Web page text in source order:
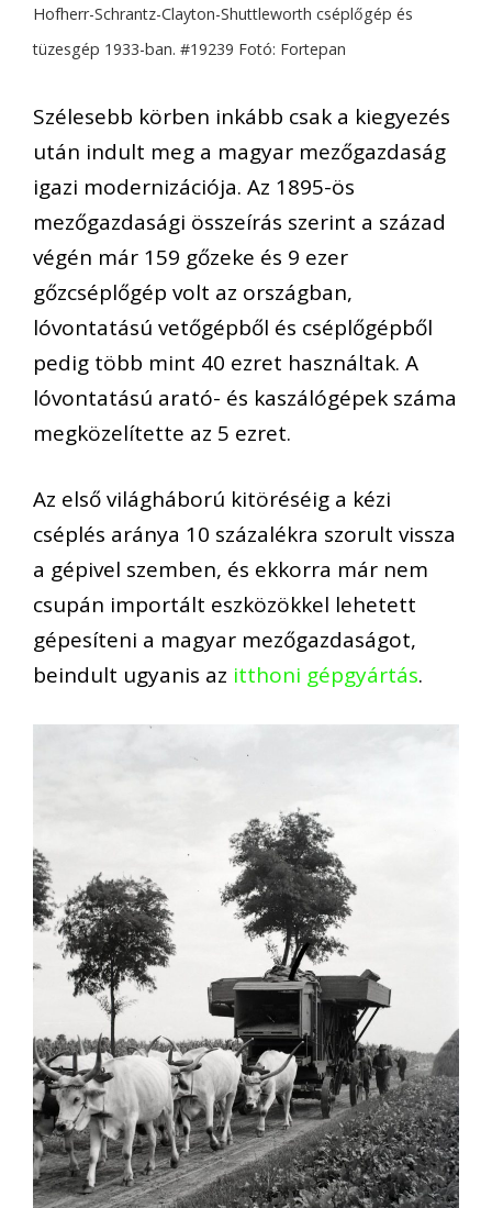
Hofherr-Schrantz-Clayton-Shuttleworth cséplőgép és
tüzesgép 1933-ban. #19239 Fotó: Fortepan
Szélesebb körben inkább csak a kiegyezés
után indult meg a magyar mezőgazdaság
igazi modernizációja. Az 1895-ös
mezőgazdasági összeírás szerint a század
végén már 159 gőzeke és 9 ezer
gőzcséplőgép volt az országban,
lóvontatású vetőgépből és cséplőgépből
pedig több mint 40 ezret használtak. A
lóvontatású arató- és kaszálógépek száma
megközelítette az 5 ezret.
Az első világháború kitöréséig a kézi
cséplés aránya 10 százalékra szorult vissza
a gépivel szemben, és ekkorra már nem
csupán importált eszközökkel lehetett
gépesíteni a magyar mezőgazdaságot,
beindult ugyanis az itthoni gépgyártás.